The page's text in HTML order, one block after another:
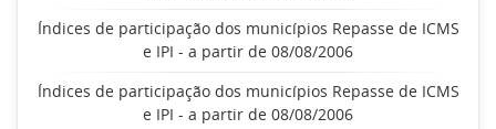
Índices de participação dos municípios Repasse de ICMS
e IPI - a partir de 08/08/2006
Índices de participação dos municípios Repasse de ICMS
e IPI - a partir de 08/08/2006